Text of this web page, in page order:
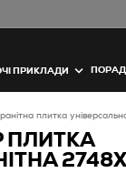
ПРИКЛАДИ
плитка
ПЛИТКА